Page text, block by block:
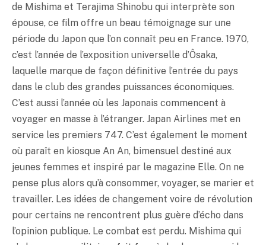
de Mishima et Terajima Shinobu qui interprète son
épouse, ce film offre un beau témoignage sur une
période du Japon que l’on connaît peu en France. 1970,
c’est l’année de l’exposition universelle d’Ôsaka,
laquelle marque de façon définitive l’entrée du pays
dans le club des grandes puissances économiques.
C’est aussi l’année où les Japonais commencent à
voyager en masse à l’étranger. Japan Airlines met en
service les premiers 747. C’est également le moment
où paraît en kiosque An An, bimensuel destiné aux
jeunes femmes et inspiré par le magazine Elle. On ne
pense plus alors qu’à consommer, voyager, se marier et
travailler. Les idées de changement voire de révolution
pour certains ne rencontrent plus guère d’écho dans
l’opinion publique. Le combat est perdu. Mishima qui